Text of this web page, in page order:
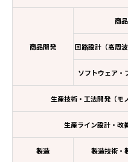
商品開発
商
回路設計（高周
ソフトウェア・
生産技術・工法開発（モ
生産ライン設計・改
製造 製造技術・